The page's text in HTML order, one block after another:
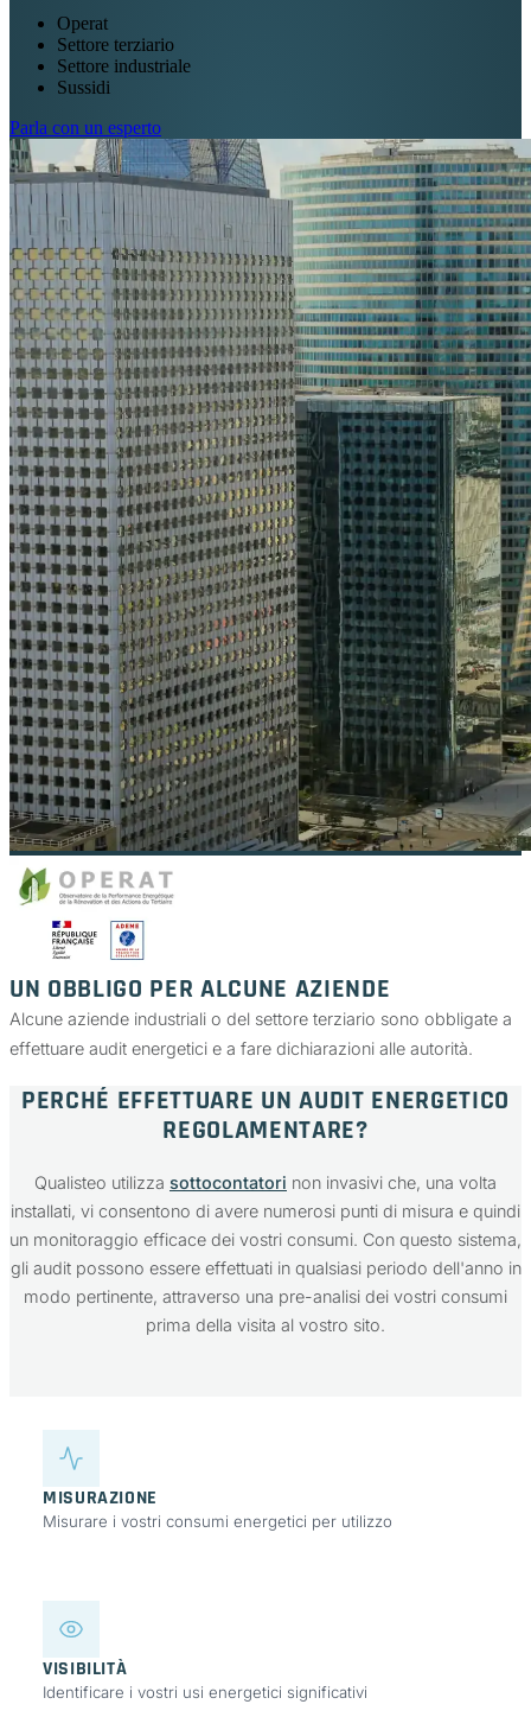
Operat
Settore terziario
Settore industriale
Sussidi
Parla con un esperto
UN OBBLIGO PER ALCUNE AZIENDE
Alcune aziende industriali o del settore terziario sono obbligate a
effettuare audit energetici e a fare dichiarazioni alle autorità.
PERCHÉ EFFETTUARE UN AUDIT ENERGETICO
REGOLAMENTARE?
Qualisteo utilizza sottocontatori non invasivi che, una volta
installati, vi consentono di avere numerosi punti di misura e quindi
un monitoraggio efficace dei vostri consumi. Con questo sistema,
gli audit possono essere effettuati in qualsiasi periodo dell'anno in
modo pertinente, attraverso una pre-analisi dei vostri consumi
prima della visita al vostro sito.
MISURAZIONE
Misurare i vostri consumi energetici per utilizzo
VISIBILITÀ
Identificare i vostri usi energetici significativi